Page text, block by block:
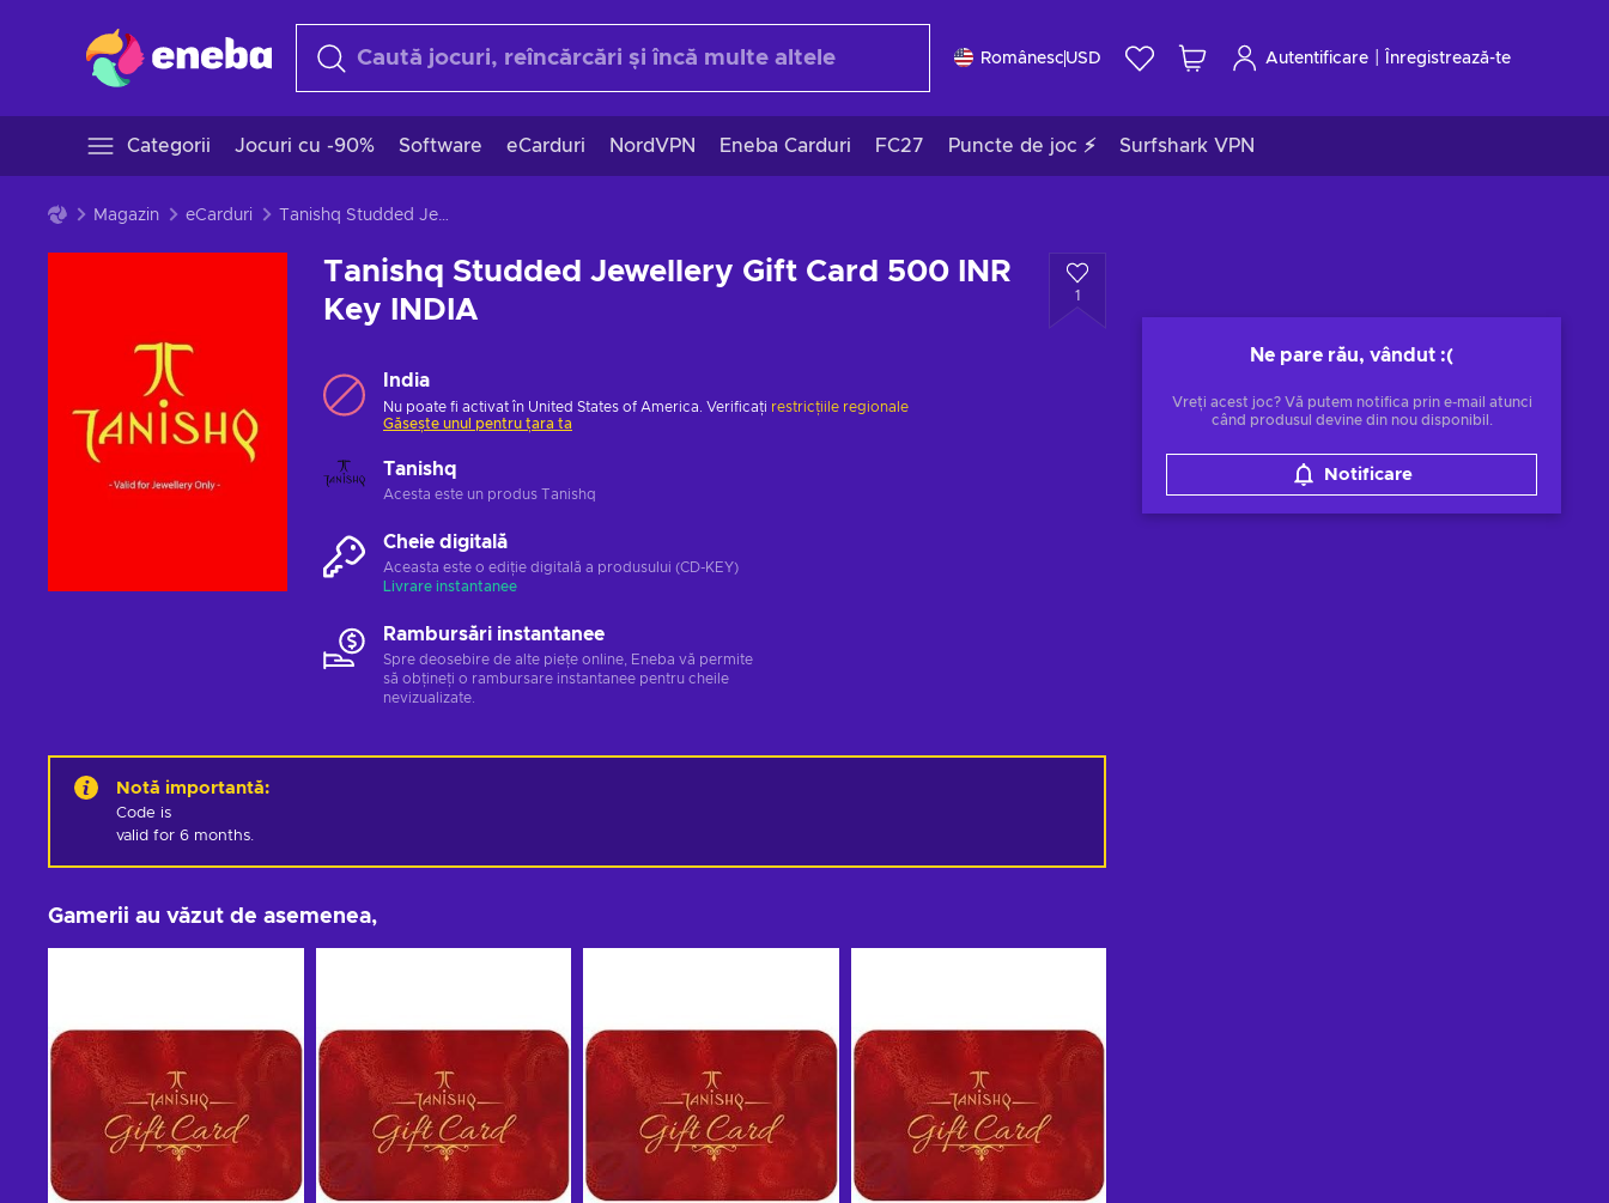
Românesc USD Autentificare Înregistrează-te
Categorii Jocuri cu -90% Software eCarduri NordVPN Eneba Carduri FC27 Puncte de joc ⚡ Surfshark VPN
Magazin eCarduri Tanishq Studded Jewellery Gift Card 500 INR Key INDIA
Tanishq Studded Jewellery Gift Card 500 INR
Key INDIA
1
Ne pare rău, vândut :(
Vreți acest joc? Vă putem notifica prin e-mail atunci
când produsul devine din nou disponibil.
Notificare
India
Nu poate fi activat în United States of America. Verificați restricțiile regionale
Găsește unul pentru țara ta
Tanishq
Acesta este un produs Tanishq
Cheie digitală
Aceasta este o ediție digitală a produsului (CD-KEY)
Livrare instantanee
Rambursări instantanee
Spre deosebire de alte piețe online, Eneba vă permite
să obțineți o rambursare instantanee pentru cheile
nevizualizate.
Notă importantă:
Code is
valid for 6 months.
Gamerii au văzut de asemenea,